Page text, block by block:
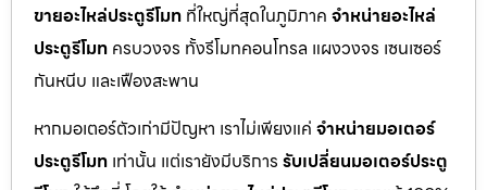
ขายอะไหล่ประตูรีโมท ที่ใหญ่ที่สุดในภูมิภาค จำหน่ายอะไหล่
ประตูรีโมท ครบวงจร ทั้งรีโมทคอนโทรล แผงวงจร เซนเซอร์
กันหนีบ และเฟืองสะพาน
หากมอเตอร์ตัวเก่ามีปัญหา เราไม่เพียงแค่ จำหน่ายมอเตอร์
ประตูรีโมท เท่านั้น แต่เรายังมีบริการ รับเปลี่ยนมอเตอร์ประตู